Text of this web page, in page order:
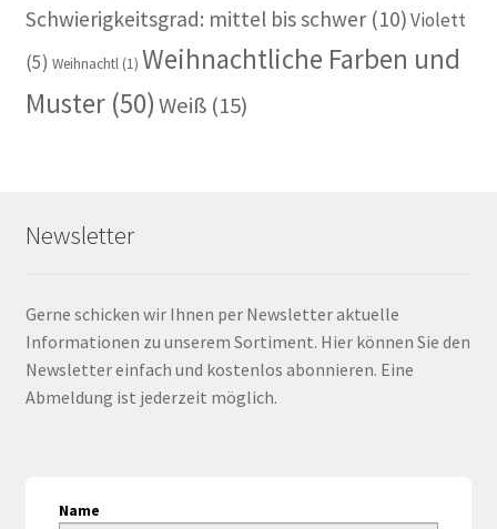
Schwierigkeitsgrad: mittel bis schwer(10)Violett
(5) Weihnachtl(1) Weihnachtliche Farben und
Muster(50)Weiß(15)
Newsletter
Gerne schicken wir Ihnen per Newsletter aktuelle
Informationen zu unserem Sortiment. Hier können Sie den
Newsletter einfach und kostenlos abonnieren. Eine
Abmeldung ist jederzeit möglich.
Name